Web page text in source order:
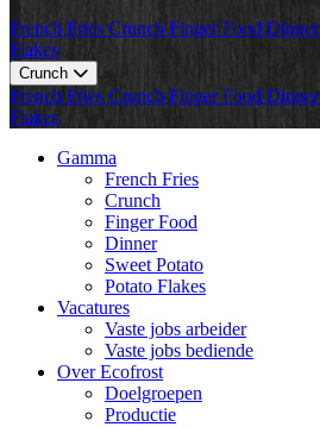
French Fries Crunch Finger Food Dinner
Flakes
Crunch
French Fries Crunch Finger Food Dinner
Flakes
Gamma
French Fries
Crunch
Finger Food
Dinner
Sweet Potato
Potato Flakes
Vacatures
Vaste jobs arbeider
Vaste jobs bediende
Over Ecofrost
Doelgroepen
Productie